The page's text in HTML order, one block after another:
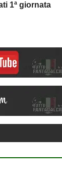
1ª giornata